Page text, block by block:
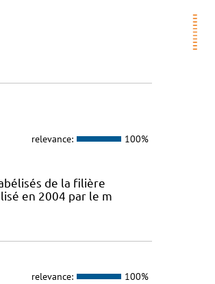
relevance: 100%
de la filière
en 2004 par le m
relevance: 100%